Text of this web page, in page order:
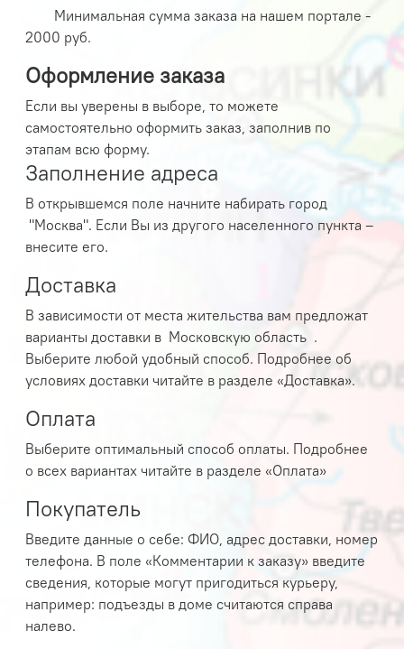
Минимальная сумма заказа на нашем портале -
2000 руб.
Оформление заказа
Если вы уверены в выборе, то можете
самостоятельно оформить заказ, заполнив по
этапам всю форму.
Заполнение адреса
В открывшемся поле начните набирать город
"Москва". Если Вы из другого населенного пункта –
внесите его.
Доставка
В зависимости от места жительства вам предложат
варианты доставки в Московскую область .
Выберите любой удобный способ. Подробнее об
условиях доставки читайте в разделе «Доставка».
Оплата
Выберите оптимальный способ оплаты. Подробнее
о всех вариантах читайте в разделе «Оплата»
Покупатель
Введите данные о себе: ФИО, адрес доставки, номер
телефона. В поле «Комментарии к заказу» введите
сведения, которые могут пригодиться курьеру,
например: подъезды в доме считаются справа
налево.